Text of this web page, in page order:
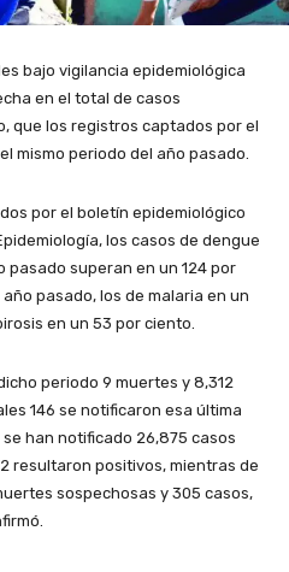
bajo vigilancia epidemiológica
en el total de casos
que los registros captados por el
mismo periodo del año pasado.
por el boletín epidemiológico
los casos de dengue
superan en un 124 por
pasado, los de malaria en un
en un 53 por ciento.
periodo 9 muertes y 8,312
146 se notificaron esa última
han notificado 26,875 casos
resultaron positivos, mientras de
sospechosas y 305 casos,